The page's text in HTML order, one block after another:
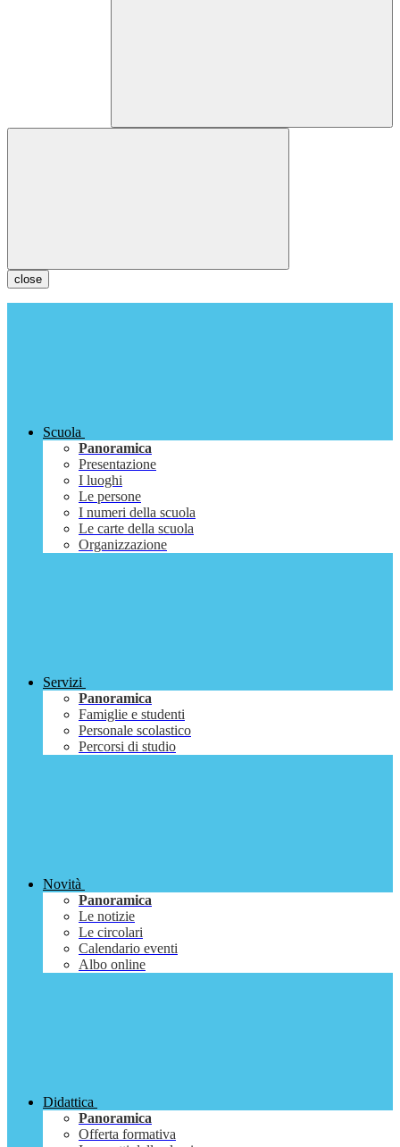
close
Scuola
Panoramica
Presentazione
I luoghi
Le persone
I numeri della scuola
Le carte della scuola
Organizzazione
Servizi
Panoramica
Famiglie e studenti
Personale scolastico
Percorsi di studio
Novità
Panoramica
Le notizie
Le circolari
Calendario eventi
Albo online
Didattica
Panoramica
Offerta formativa